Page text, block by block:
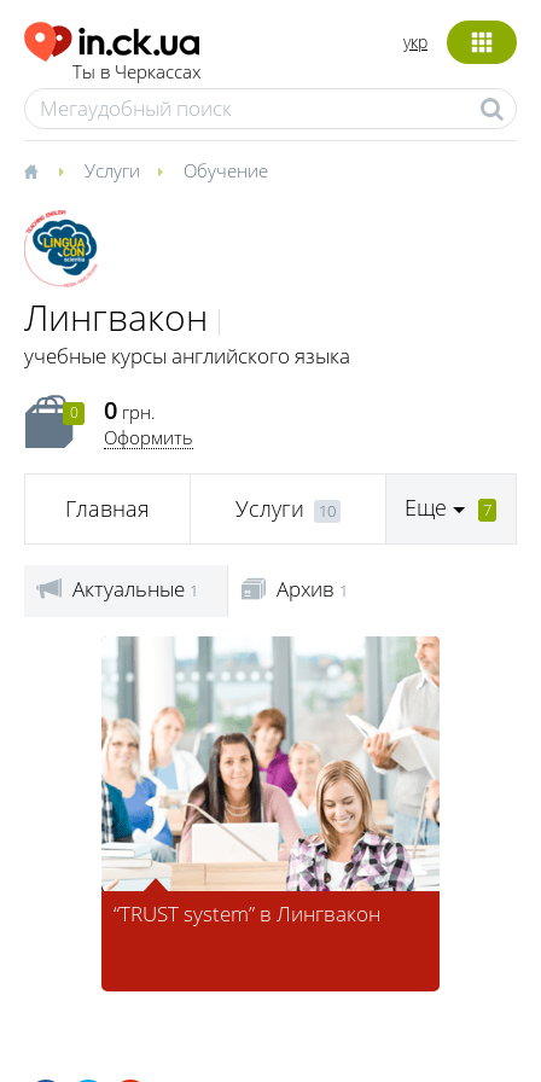
Ты в Черкассах
укр
Услуги Обучение
Лингвакон
учебные курсы английского языка
0 0 грн.
Оформить
Главная Услуги 10 Еще 7
Актуальные 1 Архив 1
“TRUST system” в Лингвакон